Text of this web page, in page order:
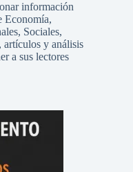
información
Economía,
Sociales,
artículos y análisis
a sus lectores